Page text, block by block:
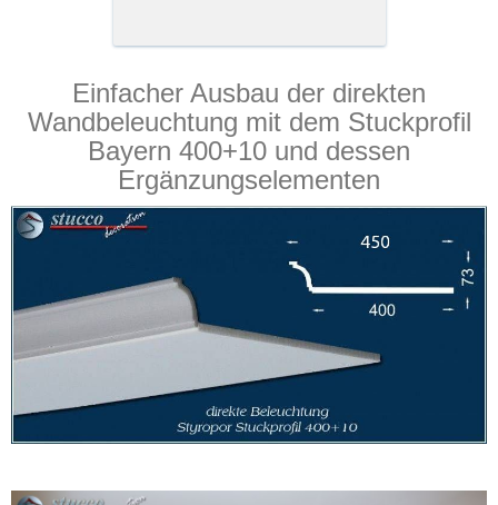
Einfacher Ausbau der direkten
Wandbeleuchtung mit dem Stuckprofil
Bayern 400+10 und dessen
Ergänzungselementen